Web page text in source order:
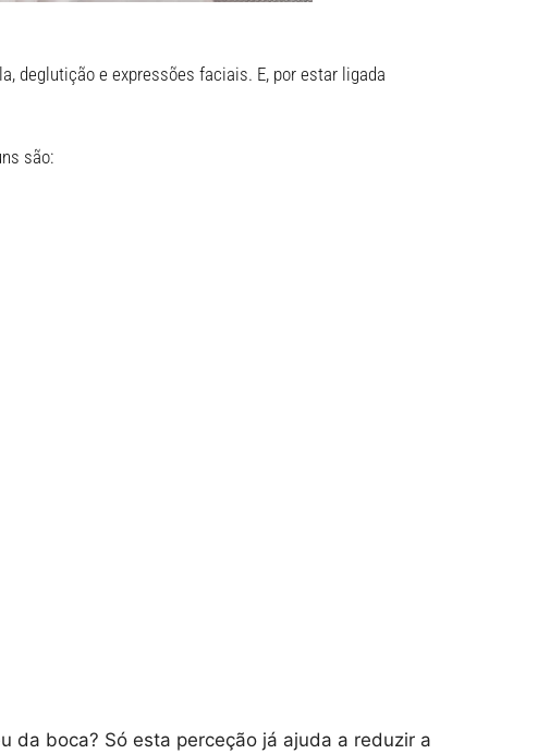
deglutição e expressões faciais. E, por estar ligada
são:
da boca? Só esta perceção já ajuda a reduzir a